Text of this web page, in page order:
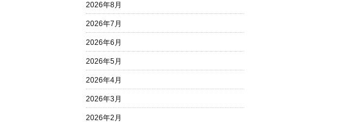
2026年8月
2026年7月
2026年6月
2026年5月
2026年4月
2026年3月
2026年2月